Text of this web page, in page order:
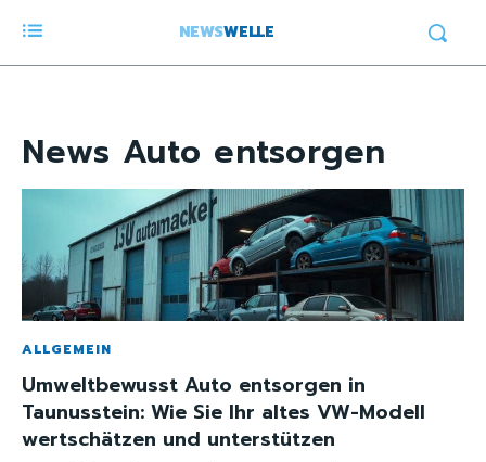
NEWSWELLE
News Auto entsorgen
ALLGEMEIN
Umweltbewusst Auto entsorgen in
Taunusstein: Wie Sie Ihr altes VW-Modell
wertschätzen und unterstützen